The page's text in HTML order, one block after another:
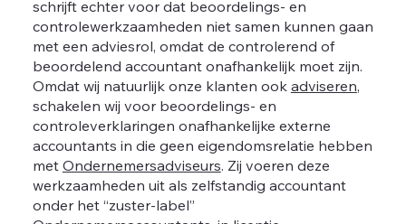
schrijft echter voor dat beoordelings- en
controlewerkzaamheden niet samen kunnen gaan
met een adviesrol, omdat de controlerend of
beoordelend accountant onafhankelijk moet zijn.
Omdat wij natuurlijk onze klanten ook adviseren,
schakelen wij voor beoordelings- en
controleverklaringen onafhankelijke externe
accountants in die geen eigendomsrelatie hebben
met Ondernemersadviseurs. Zij voeren deze
werkzaamheden uit als zelfstandig accountant
onder het “zuster-label”